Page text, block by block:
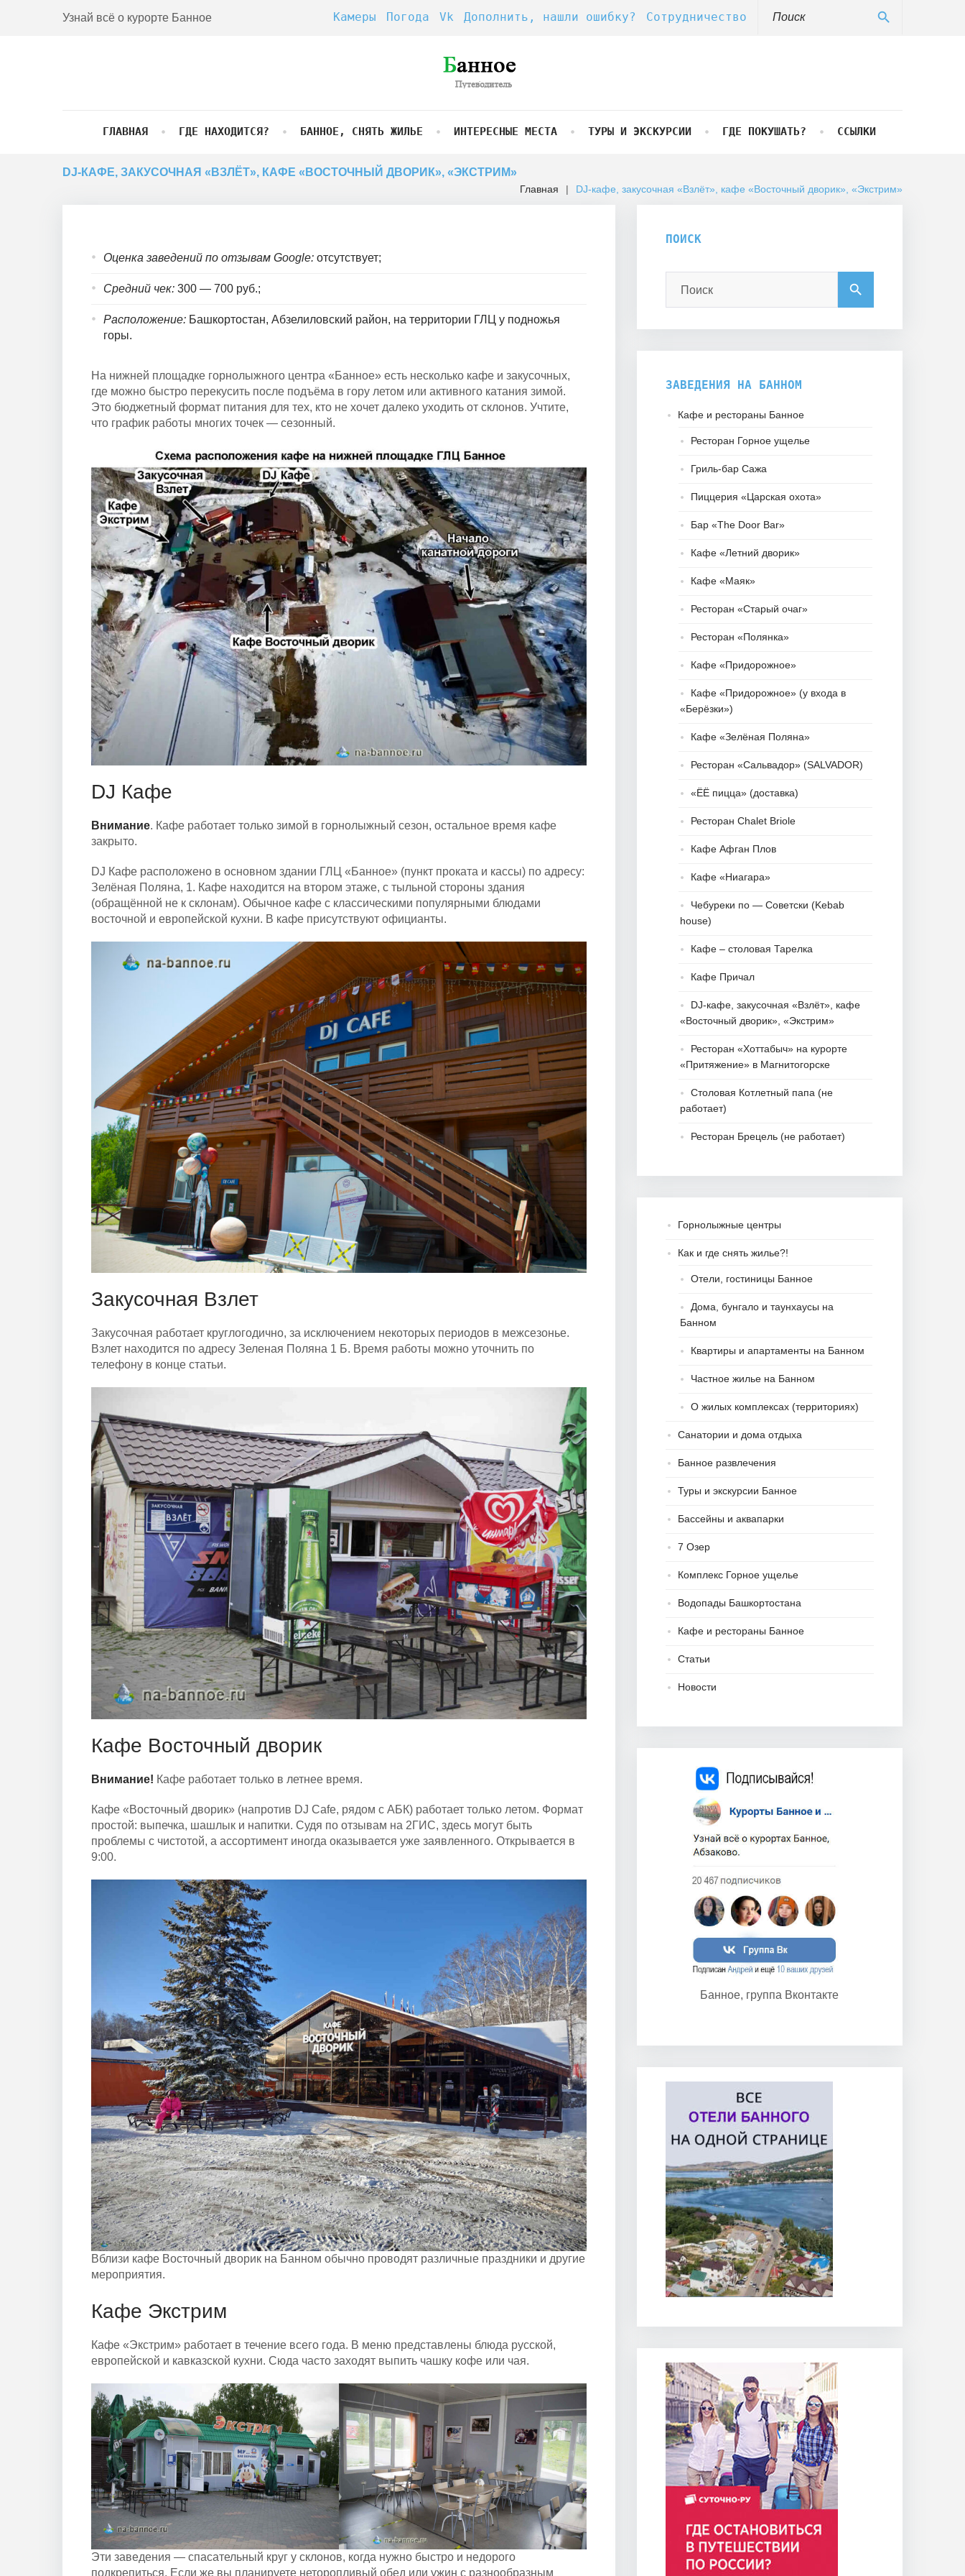
Узнай всё о курорте Банное search
Камеры Погода Vk Дополнить, нашли ошибку? Сотрудничество
ГЛАВНАЯ ГДЕ НАХОДИТСЯ? БАННОЕ, СНЯТЬ ЖИЛЬЕ ИНТЕРЕСНЫЕ МЕСТА ТУРЫ И ЭКСКУРСИИ ГДЕ ПОКУШАТЬ? ССЫЛКИ
DJ-КАФЕ, ЗАКУСОЧНАЯ «ВЗЛЁТ», КАФЕ «ВОСТОЧНЫЙ ДВОРИК», «ЭКСТРИМ»
Главная | DJ-кафе, закусочная «Взлёт», кафе «Восточный дворик», «Экстрим»
DJ-
кафе,
закусочная
кафе
«Восточный
«Экстрим»
Оценка заведений по отзывам Google: отсутствует;
Средний чек: 300 — 700 руб.;
Расположение: Башкортостан, Абзелиловский район, на территории ГЛЦ у подножья
горы.
На нижней площадке горнолыжного центра «Банное» есть несколько кафе и закусочных,
где можно быстро перекусить после подъёма в гору летом или активного катания зимой.
Это бюджетный формат питания для тех, кто не хочет далеко уходить от склонов. Учтите,
что график работы многих точек — сезонный.
DJ Кафе
Внимание. Кафе работает только зимой в горнолыжный сезон, остальное время кафе
закрыто.
DJ Кафе расположено в основном здании ГЛЦ «Банное» (пункт проката и кассы) по адресу:
Зелёная Поляна, 1. Кафе находится на втором этаже, с тыльной стороны здания
(обращённой не к склонам). Обычное кафе с классическими популярными блюдами
восточной и европейской кухни. В кафе присутствуют официанты.
Закусочная Взлет
Закусочная работает круглогодично, за исключением некоторых периодов в межсезонье.
Взлет находится по адресу Зеленая Поляна 1 Б. Время работы можно уточнить по
телефону в конце статьи.
Кафе Восточный дворик
Внимание! Кафе работает только в летнее время.
Кафе «Восточный дворик» (напротив DJ Cafe, рядом с АБК) работает только летом. Формат
простой: выпечка, шашлык и напитки. Судя по отзывам на 2ГИС, здесь могут быть
проблемы с чистотой, а ассортимент иногда оказывается уже заявленного. Открывается в
9:00.
Вблизи кафе Восточный дворик на Банном обычно проводят различные праздники и другие
мероприятия.
Кафе Экстрим
Кафе «Экстрим» работает в течение всего года. В меню представлены блюда русской,
европейской и кавказской кухни. Сюда часто заходят выпить чашку кофе или чая.
Эти заведения — спасательный круг у склонов, когда нужно быстро и недорого
подкрепиться. Если же вы планируете неторопливый обед или ужин с разнообразным
ПОИСК
search
ЗАВЕДЕНИЯ НА БАННОМ
Кафе и рестораны Банное
Ресторан Горное ущелье
Гриль-бар Сажа
Пиццерия «Царская охота»
Бар «The Door Bar»
Кафе «Летний дворик»
Кафе «Маяк»
Ресторан «Старый очаг»
Ресторан «Полянка»
Кафе «Придорожное»
Кафе «Придорожное» (у входа в
«Берёзки»)
Кафе «Зелёная Поляна»
Ресторан «Сальвадор» (SALVADOR)
«ЁЁ пицца» (доставка)
Ресторан Chalet Briole
Кафе Афган Плов
Кафе «Ниагара»
Чебуреки по — Cоветски (Kebab
house)
Кафе – столовая Тарелка
Кафе Причал
DJ-кафе, закусочная «Взлёт», кафе
«Восточный дворик», «Экстрим»
Ресторан «Хоттабыч» на курорте
«Притяжение» в Магнитогорске
Столовая Котлетный папа (не
работает)
Ресторан Брецель (не работает)
Горнолыжные центры
Как и где снять жилье?!
Отели, гостиницы Банное
Дома, бунгало и таунхаусы на
Банном
Квартиры и апартаменты на Банном
Частное жилье на Банном
О жилых комплексах (территориях)
Санатории и дома отдыха
Банное развлечения
Туры и экскурсии Банное
Бассейны и аквапарки
7 Озер
Комплекс Горное ущелье
Водопады Башкортостана
Кафе и рестораны Банное
Статьи
Новости
Банное, группа Вконтакте